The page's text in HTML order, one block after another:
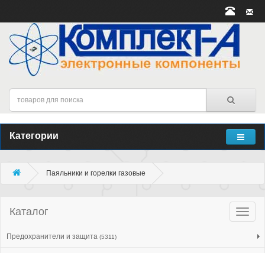
Категории
Паяльники и горелки газовые
Каталог
Предохранители и защита (5311)